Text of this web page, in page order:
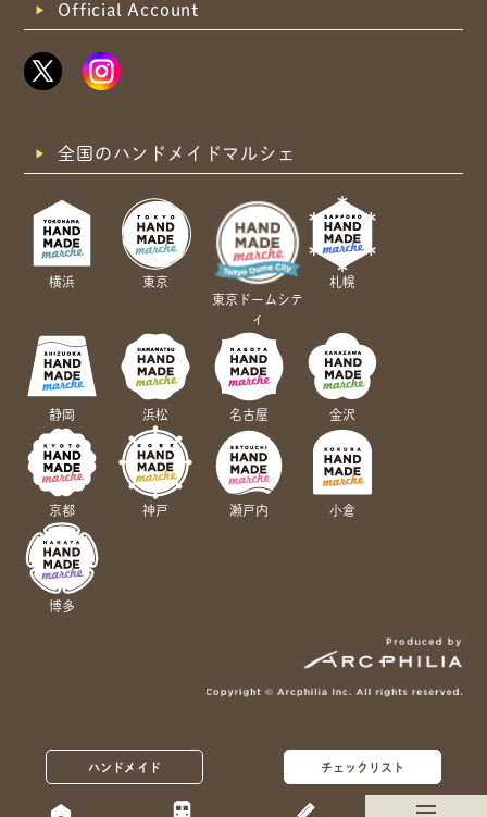
ハンドメイド チェックリスト
Official Account
全国のハンドメイドマルシェ
横浜
東京
東京ドームシテ
ィ
札幌
静岡 浜松 名古屋 金沢
京都 神戸 瀬戸内 小倉
博多